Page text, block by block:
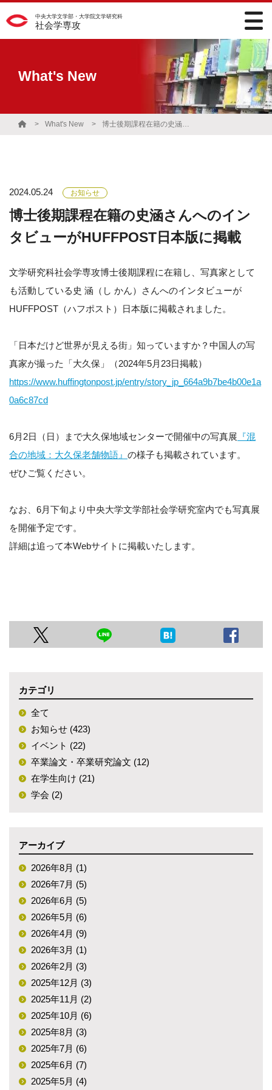
中央大学文学部・大学院文学研究科
社会学専攻
What's New
What's New 博士後期課程在籍の史涵さんへのインタビューがHUFFPOST日本版に掲載
2024.05.24 お知らせ
博士後期課程在籍の史涵さんへのイン
タビューがHUFFPOST日本版に掲載
文学研究科社会学専攻博士後期課程に在籍し、写真家として
も活動している史 涵（し かん）さんへのインタビューが
HUFFPOST（ハフポスト）日本版に掲載されました。
「日本だけど世界が見える街」知っていますか？中国人の写
真家が撮った「大久保」（2024年5月23日掲載）
https://www.huffingtonpost.jp/entry/story_jp_664a9b7be4b00e1a
0a6c87cd
6月2日（日）まで大久保地域センターで開催中の写真展 『混
合の地域：大久保老舗物語』 の様子も掲載されています。
ぜひご覧ください。
なお、6月下旬より中央大学文学部社会学研究室内でも写真展
を開催予定です。
詳細は追って本Webサイトに掲載いたします。
カテゴリ
全て
お知らせ (423)
イベント (22)
卒業論文・卒業研究論文 (12)
在学生向け (21)
学会 (2)
アーカイブ
2026年8月 (1)
2026年7月 (5)
2026年6月 (5)
2026年5月 (6)
2026年4月 (9)
2026年3月 (1)
2026年2月 (3)
2025年12月 (3)
2025年11月 (2)
2025年10月 (6)
2025年8月 (3)
2025年7月 (6)
2025年6月 (7)
2025年5月 (4)